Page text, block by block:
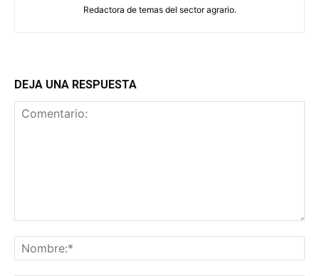
Redactora de temas del sector agrario.
DEJA UNA RESPUESTA